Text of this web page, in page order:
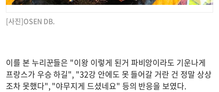
[사진]OSEN DB.
이를 본 누리꾼들은 "이왕 이렇게 된거 파비앙이라도 기운나게
프랑스가 우승 하길", "32강 안에도 못 들어갈 거란 건 정말 상상
조차 못했다", "야무지게 드셨네요" 등의 반응을 보였다.